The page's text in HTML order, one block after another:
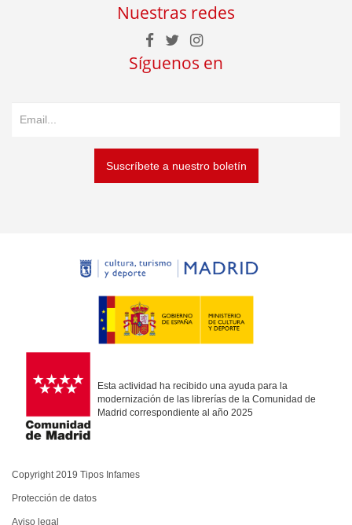
Nuestras redes
Síguenos en
Suscríbete a nuestro boletín
Esta actividad ha recibido una ayuda para la
modernización de las librerías de la Comunidad de
Madrid correspondiente al año 2025
Copyright 2019 Tipos Infames
Protección de datos
Aviso legal